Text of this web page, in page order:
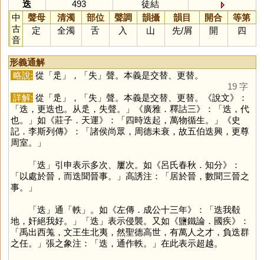
迭
493
徒結
中
古
音
聲母 清濁 部位 聲調 韻攝 韻目 開合
等第
定
全濁 舌 入 山 先/屑 開 四
形義通解
略說: 從「辵 」，「失 」聲。本義是交替、更替。
19 字
詳解: 從「辵 」，「失 」聲。本義是交替、更替。《說文》：
「迭，更迭也。从辵，失聲。」《廣雅．釋詁三》：「迭，代
也。」如《莊子．天運》：「四時迭起，萬物循生。」《史
記．李斯列傳》：「諸侯尚眾，周德未衰，故五伯迭興，更尊
周室。」
「迭 」引申表示多次、屢次。如《呂氏春秋．知分》：
「以處於晉，而迭聞晉事。」高誘注：「居於晉，數聞三晉之
事。」
「迭 」通「軼 」。如《左傳．成公十三年》：「迭我殽
地，奸絕我好。」「迭 」表示侵襲。又如《鹽鐵論．國疾》：
「禹出西羗，文王生北夷，然聖德高世，有萬人之才，負迭群
之任。」張之象注：「迭，通作軼。」在此表示超越。